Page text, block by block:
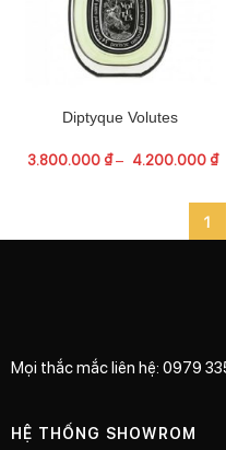
Diptyque Volutes
3.800.000 ₫ – 4.200.000 ₫
1
Mọi thắc mắc liên hệ: 0979
HỆ THỐNG SHOWROM